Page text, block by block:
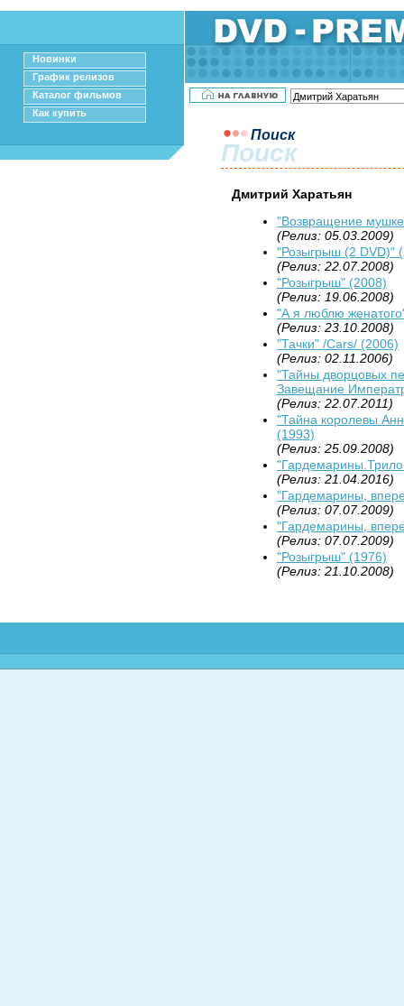
Новинки
График релизов
Каталог фильмов
Как купить
Поиск
Поиск
Дмитрий Харатьян
"Возвращение
(Релиз: 05.03.2009)
"Розыгрыш (2 DVD)"
(Релиз: 22.07.2008)
"Розыгрыш" (2008)
(Релиз: 19.06.2008)
"А я люблю
(Релиз: 23.10.2008)
"Тачки" /Cars/ (2006)
(Релиз: 02.11.2006)
"Тайны дворцовых
Завещание
(Релиз: 22.07.2011)
"Тайна королевы
(1993)
(Релиз: 25.09.2008)
(Релиз: 21.04.2016)
"Гардемарины,
(Релиз: 07.07.2009)
"Гардемарины,
(Релиз: 07.07.2009)
"Розыгрыш" (1976)
(Релиз: 21.10.2008)